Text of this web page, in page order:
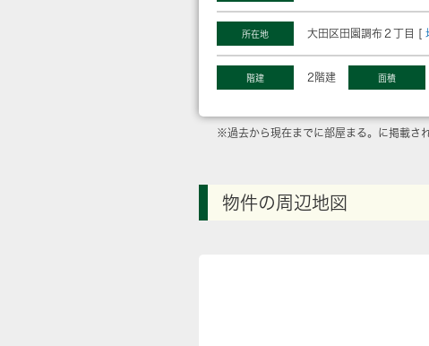
所在地 大田区田園調布２丁目 [
階建 2階建 面積
※過去から現在までに部屋まる。に掲載さ
物件の周辺地図